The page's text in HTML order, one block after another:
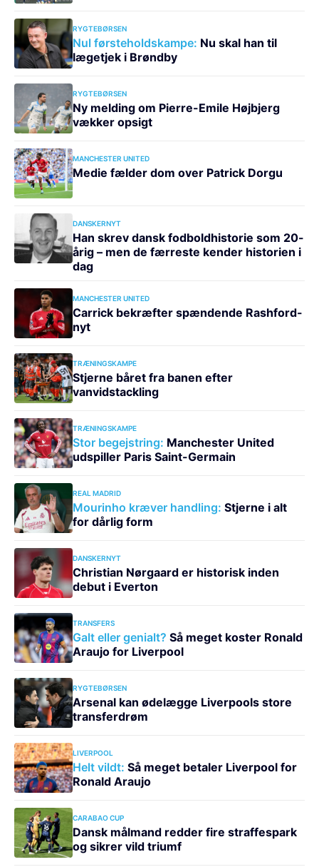
RYGTEBØRSEN
Nul førsteholdskampe: Nu skal han til
lægetjek i Brøndby
RYGTEBØRSEN
Ny melding om Pierre-Emile Højbjerg
vækker opsigt
MANCHESTER UNITED
Medie fælder dom over Patrick Dorgu
DANSKERNYT
Han skrev dansk fodboldhistorie som 20-
årig – men de færreste kender historien i
dag
MANCHESTER UNITED
Carrick bekræfter spændende Rashford-
nyt
TRÆNINGSKAMPE
Stjerne båret fra banen efter
vanvidstackling
TRÆNINGSKAMPE
Stor begejstring: Manchester United
udspiller Paris Saint-Germain
REAL MADRID
Mourinho kræver handling: Stjerne i alt
for dårlig form
DANSKERNYT
Christian Nørgaard er historisk inden
debut i Everton
TRANSFERS
Galt eller genialt? Så meget koster Ronald
Araujo for Liverpool
RYGTEBØRSEN
Arsenal kan ødelægge Liverpools store
transferdrøm
LIVERPOOL
Helt vildt: Så meget betaler Liverpool for
Ronald Araujo
CARABAO CUP
Dansk målmand redder fire straffespark
og sikrer vild triumf